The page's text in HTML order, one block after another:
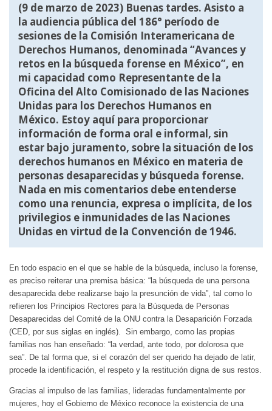
(9 de marzo de 2023) Buenas tardes. Asisto a
la audiencia pública del 186° período de
sesiones de la Comisión Interamericana de
Derechos Humanos, denominada “Avances y
retos en la búsqueda forense en México”, en
mi capacidad como Representante de la
Oficina del Alto Comisionado de las Naciones
Unidas para los Derechos Humanos en
México. Estoy aquí para proporcionar
información de forma oral e informal, sin
estar bajo juramento, sobre la situación de los
derechos humanos en México en materia de
personas desaparecidas y búsqueda forense.
Nada en mis comentarios debe entenderse
como una renuncia, expresa o implícita, de los
privilegios e inmunidades de las Naciones
Unidas en virtud de la Convención de 1946.
En todo espacio en el que se hable de la búsqueda, incluso la forense,
es preciso reiterar una premisa básica: “la búsqueda de una persona
desaparecida debe realizarse bajo la presunción de vida”, tal como lo
refieren los Principios Rectores para la Búsqueda de Personas
Desaparecidas del Comité de la ONU contra la Desaparición Forzada
(CED, por sus siglas en inglés). Sin embargo, como las propias
familias nos han enseñado: “la verdad, ante todo, por dolorosa que
sea”. De tal forma que, si el corazón del ser querido ha dejado de latir,
procede la identificación, el respeto y la restitución digna de sus restos.
Gracias al impulso de las familias, lideradas fundamentalmente por
mujeres, hoy el Gobierno de México reconoce la existencia de una